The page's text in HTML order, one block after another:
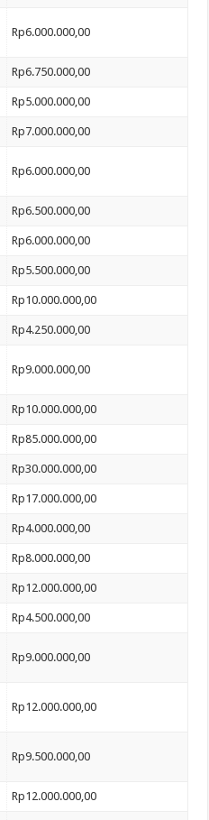
Rp6.000.000,00
Rp6.750.000,00
Rp5.000.000,00
Rp7.000.000,00
Rp6.000.000,00
Rp6.500.000,00
Rp6.000.000,00
Rp5.500.000,00
Rp10.000.000,00
Rp4.250.000,00
Rp9.000.000,00
Rp10.000.000,00
Rp85.000.000,00
Rp30.000.000,00
Rp17.000.000,00
Rp4.000.000,00
Rp8.000.000,00
Rp12.000.000,00
Rp4.500.000,00
Rp9.000.000,00
Rp12.000.000,00
Rp9.500.000,00
Rp12.000.000,00